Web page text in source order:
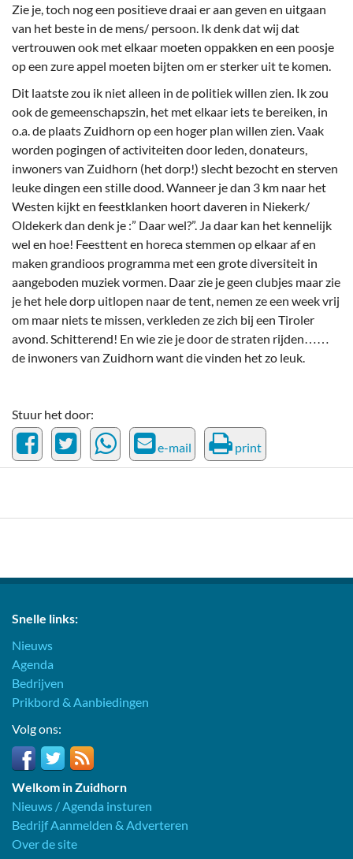
Zie je, toch nog een positieve draai er aan geven en uitgaan
van het beste in de mens/ persoon. Ik denk dat wij dat
vertrouwen ook met elkaar moeten oppakken en een poosje
op een zure appel moeten bijten om er sterker uit te komen.
Dit laatste zou ik niet alleen in de politiek willen zien. Ik zou
ook de gemeenschapszin, het met elkaar iets te bereiken, in
o.a. de plaats Zuidhorn op een hoger plan willen zien. Vaak
worden pogingen of activiteiten door leden, donateurs,
inwoners van Zuidhorn (het dorp!) slecht bezocht en sterven
leuke dingen een stille dood. Wanneer je dan 3 km naar het
Westen kijkt en feestklanken hoort daveren in Niekerk/
Oldekerk dan denk je :” Daar wel?”. Ja daar kan het kennelijk
wel en hoe! Feesttent en horeca stemmen op elkaar af en
maken grandioos programma met een grote diversiteit in
aangeboden muziek vormen. Daar zie je geen clubjes maar zie
je het hele dorp uitlopen naar de tent, nemen ze een week vrij
om maar niets te missen, verkleden ze zich bij een Tiroler
avond. Schitterend! En wie zie je door de straten rijden……
de inwoners van Zuidhorn want die vinden het zo leuk.
Stuur het door:
e-mail print
Snelle links:
Nieuws
Agenda
Bedrijven
Prikbord & Aanbiedingen
Volg ons:
Welkom in Zuidhorn
Nieuws / Agenda insturen
Bedrijf Aanmelden & Adverteren
Over de site